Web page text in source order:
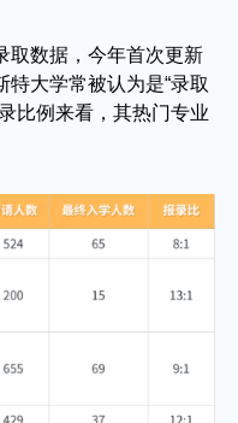
取数据，今年首次更新
大学常被认为是“录取
比例来看，其热门专业